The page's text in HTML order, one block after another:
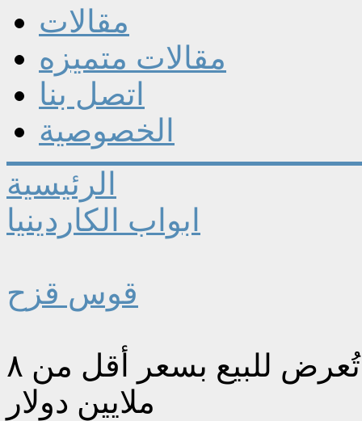
مقالات
مقالات متميزه
اتصل بنا
الخصوصية
الرئيسية
ابواب الكاردينيا
قوس قزح
جزيرة في اسكتلندا عمرها ٩ آلاف عام تُعرض للبيع بسعر أقل من ٨
ملايين دولار